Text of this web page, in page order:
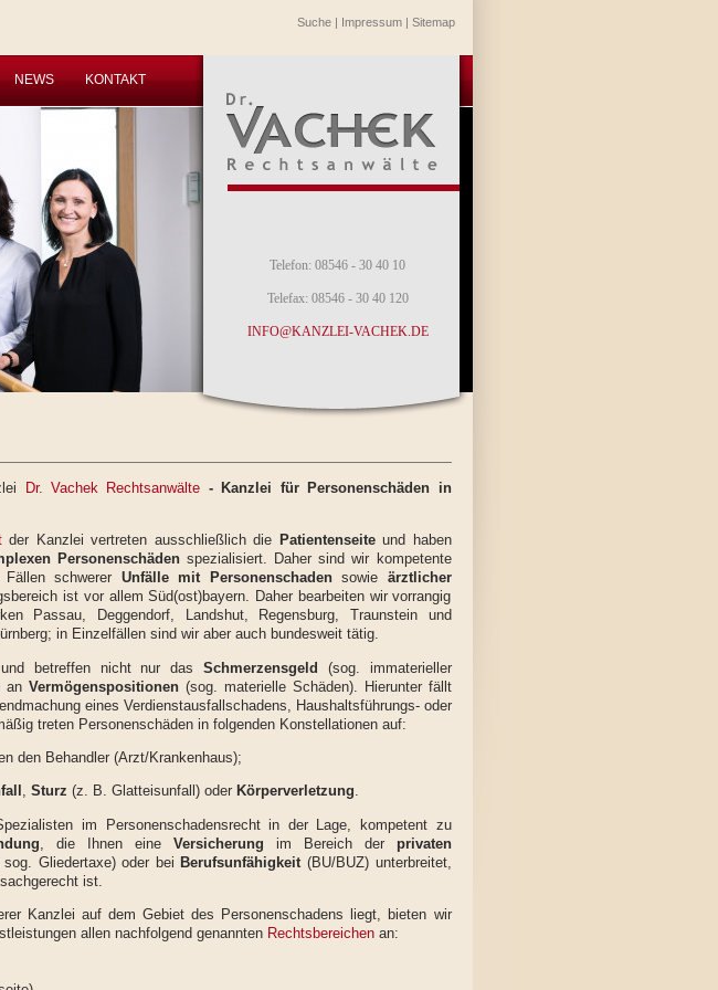
Suche| Impressum| Sitemap
NEWS KONTAKT
Telefon: 08546 - 30 40 10
Telefax: 08546 - 30 40 120
INFO@KANZLEI-VACHEK.DE
Dr. Vachek Rechtsanwälte - Kanzlei für Personenschäden in
der Kanzlei vertreten ausschließlich die Patientenseiteund haben
Personenschäden spezialisiert. Daher sind wir kompetente
Fällen schwerer Unfälle mit Personenschadensowie ärztlicher
ist vor allem Süd(ost)bayern. Daher bearbeiten wir vorrangig
Passau, Deggendorf, Landshut, Regensburg, Traunstein und
in Einzelfällen sind wir aber auch bundesweit tätig.
betreffen nicht nur das Schmerzensgeld (sog. immaterieller
an Vermögenspositionen (sog. materielle Schäden). Hierunter fällt
eines Verdienstausfallschadens, Haushaltsführungs- oder
treten Personenschäden in folgenden Konstellationen auf:
den Behandler (Arzt/Krankenhaus);
, Sturz (z. B. Glatteisunfall) oder Körperverletzung.
im Personenschadensrecht in der Lage, kompetent zu
die Ihnen eine Versicherung im Bereich der privaten
sog. Gliedertaxe) oder beiBerufsunfähigkeit (BU/BUZ) unterbreitet,
ist.
Kanzlei auf dem Gebiet des Personenschadens liegt, bieten wir
allen nachfolgend genannten Rechtsbereichenan: